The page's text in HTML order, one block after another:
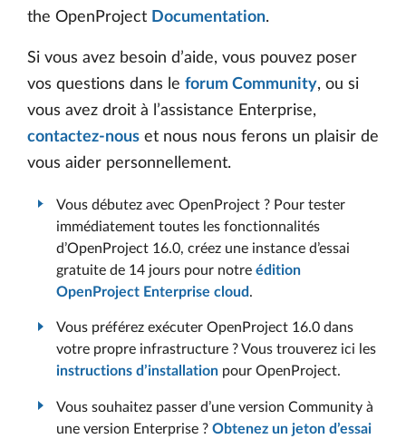
the OpenProject Documentation.
Si vous avez besoin d’aide, vous pouvez poser
vos questions dans le forum Community, ou si
vous avez droit à l’assistance Enterprise,
contactez-nous et nous nous ferons un plaisir de
vous aider personnellement.
Vous débutez avec OpenProject ? Pour tester
immédiatement toutes les fonctionnalités
d’OpenProject 16.0, créez une instance d’essai
gratuite de 14 jours pour notre édition
OpenProject Enterprise cloud.
Vous préférez exécuter OpenProject 16.0 dans
votre propre infrastructure ? Vous trouverez ici les
instructions d’installation pour OpenProject.
Vous souhaitez passer d’une version Community à
une version Enterprise ? Obtenez un jeton d’essai